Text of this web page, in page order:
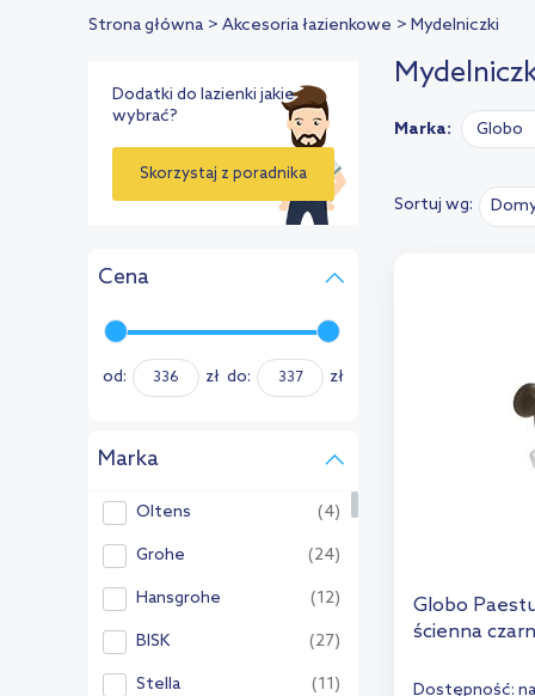
Strona główna Akcesoria łazienkowe Mydelniczki
Dodatki do lazienki jakie
wybrać?
Skorzystaj z poradnika
Cena
od: zł do: zł
Marka
Oltens (4)
Grohe (24)
Hansgrohe (12)
BISK (27)
Stella (11)
Marka: Globo
Sortuj wg:
Globo
ścienna
Dostępność: